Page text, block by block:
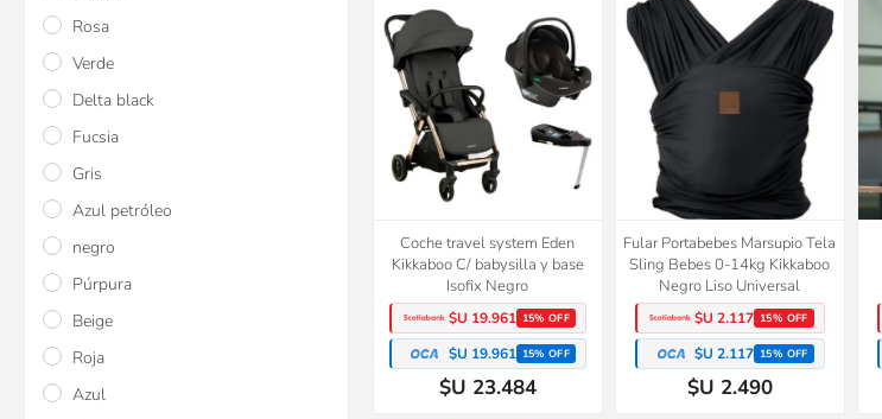
Coche travel system Eden
Kikkaboo C/ babysilla y base
Isofix Negro
$U 19.961 15% OFF
$U 19.961 15% OFF
$U 23.484
Fular Portabebes Marsupio Tela
Sling Bebes 0-14kg Kikkaboo
Negro Liso Universal
$U 2.117 15% OFF
$U 2.117 15% OFF
$U 2.490
Rosa
Verde
Delta black
Fucsia
Gris
Azul petróleo
negro
Púrpura
Beige
Roja
Azul